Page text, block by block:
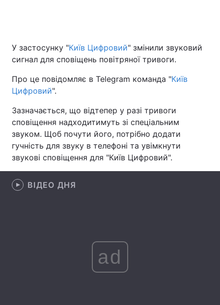
Україна Політика
Спорт
Техно і зв'язок Лайт
Зброя Інциденти
Здоров'я Туризм
Цікавинки
Статті
У застосунку "Київ Цифровий" змінили звуковий
сигнал для сповіщень повітряної тривоги.
Про це повідомляє в Telegram команда "Київ
Цифровий".
Зазначається, що відтепер у разі тривоги
сповіщення надходитимуть зі спеціальним
звуком. Щоб почути його, потрібно додати
гучність для звуку в телефоні та увімкнути
звукові сповіщення для "Київ Цифровий".
ВІДЕО ДНЯ
ad